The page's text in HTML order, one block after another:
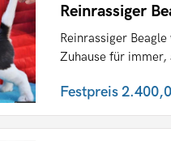
Reinrassiger
Reinrassiger
Zuhause für
Festpreis